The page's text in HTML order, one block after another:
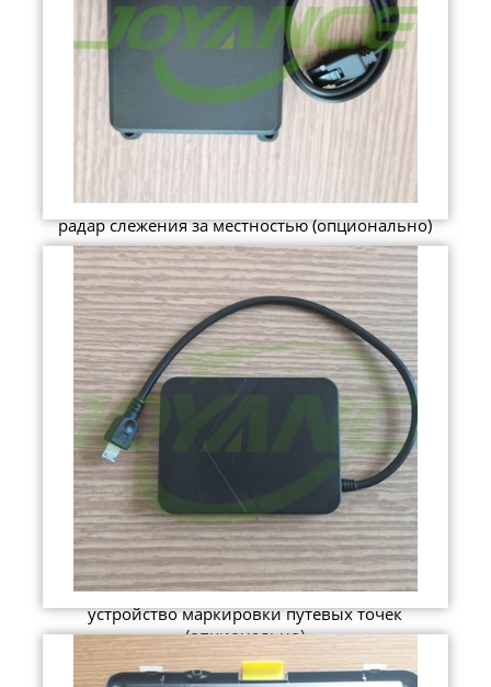
радар слежения за местностью (опционально)
устройство маркировки путевых точек
(опционально)